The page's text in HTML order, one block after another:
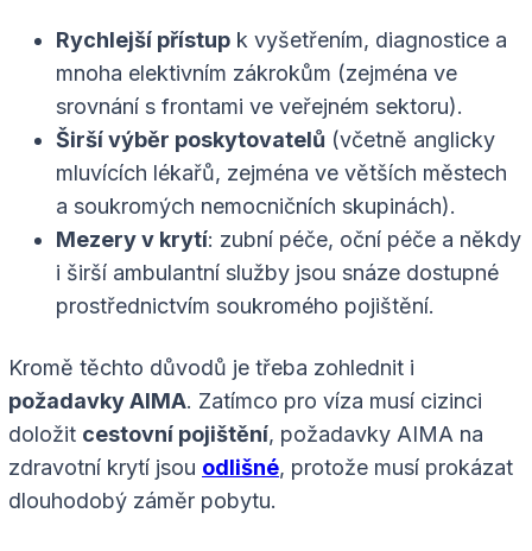
Rychlejší přístup k vyšetřením, diagnostice a
mnoha elektivním zákrokům (zejména ve
srovnání s frontami ve veřejném sektoru).
Širší výběr poskytovatelů (včetně anglicky
mluvících lékařů, zejména ve větších městech
a soukromých nemocničních skupinách).
Mezery v krytí: zubní péče, oční péče a někdy
i širší ambulantní služby jsou snáze dostupné
prostřednictvím soukromého pojištění.
Kromě těchto důvodů je třeba zohlednit i
požadavky AIMA. Zatímco pro víza musí cizinci
doložit cestovní pojištění, požadavky AIMA na
zdravotní krytí jsou odlišné, protože musí prokázat
dlouhodobý záměr pobytu.